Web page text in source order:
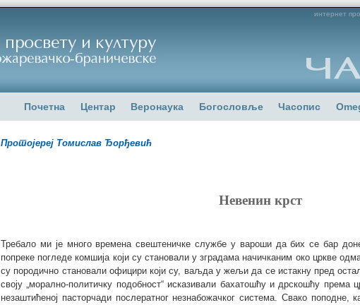
интернет
Почетна Центар Веронаука Богословље Часопис
Протојереј Томислав Ђорђевић
Невенин крст
Требало ми је много времена свештеничке службе у вароши да бих се бар
попреке погледе комшија који су становали у зградама начичканим око цркве
су породично становали официри који су, ваљда у жељи да се истакну пред
своју „морално-политичку подобност“ исказивали бахатошћу и дрскошћу
незаштићеној пасторчади послератног незнабожачког система. Свако